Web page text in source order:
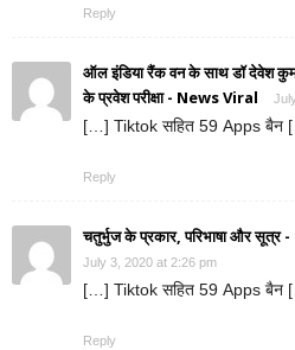
Reply
ऑल इंडिया रैंक वन के साथ डॉ देवेश
के प्रवेश परीक्षा - News Viral
[…] Tiktok सहित 59 Apps बैन
Reply
चतुर्भुज के प्रकार, परिभाषा और
July 3, 2020 at 2:26 pm
[…] Tiktok सहित 59 Apps बैन
Reply